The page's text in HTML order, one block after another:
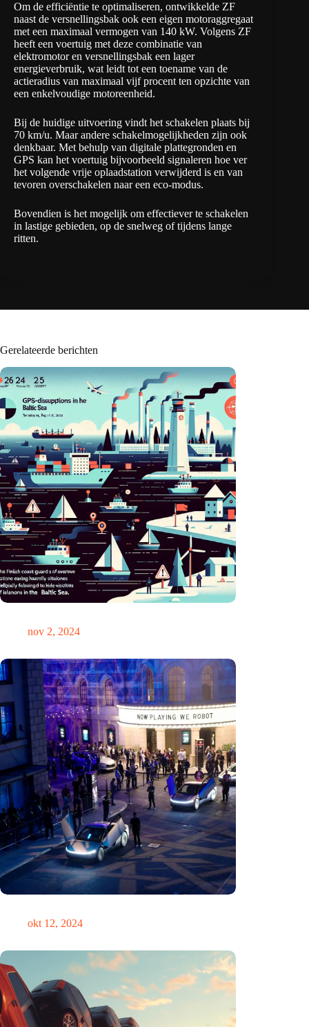
Om de efficiëntie te optimaliseren, ontwikkelde ZF
naast de versnellingsbak ook een eigen motoraggregaat
met een maximaal vermogen van 140 kW. Volgens ZF
heeft een voertuig met deze combinatie van
elektromotor en versnellingsbak een lager
energieverbruik, wat leidt tot een toename van de
actieradius van maximaal vijf procent ten opzichte van
een enkelvoudige motoreenheid.
Bij de huidige uitvoering vindt het schakelen plaats bij
70 km/u. Maar andere schakelmogelijkheden zijn ook
denkbaar. Met behulp van digitale plattegronden en
GPS kan het voertuig bijvoorbeeld signaleren hoe ver
het volgende vrije oplaadstation verwijderd is en van
tevoren overschakelen naar een eco-modus.
Bovendien is het mogelijk om effectiever te schakelen
in lastige gebieden, op de snelweg of tijdens lange
ritten.
Gerelateerde berichten
nov 2, 2024
okt 12, 2024